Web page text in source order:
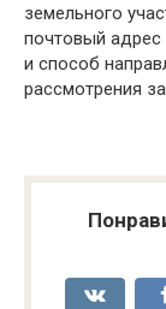
земельного
почтовый адрес
и способ
рассмотрения